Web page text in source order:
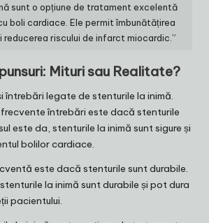
sunt o opțiune de tratament excelentă
boli cardiace. Ele permit îmbunătățirea
reducerea riscului de infarct miocardic.”
Mituri sau Realitate?
întrebări legate de stenturile la inimă.
frecvente întrebări este dacă stenturile
este da, stenturile la inimă sunt sigure și
bolilor cardiace.
este dacă stenturile sunt durabile.
la inimă sunt durabile și pot dura
pacientului.